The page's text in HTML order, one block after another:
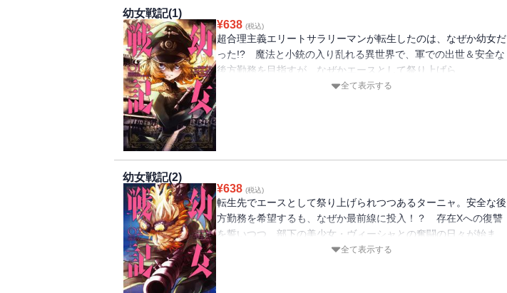
幼女戦記(1)
¥638 (税込)
超合理主義エリートサラリーマンが転生したのは、なぜか幼女だ
った!? 魔法と小銃の入り乱れる異世界で、軍での出世＆安全な
後方勤務を目指すが、なぜかエースとして祭り上げら
全て表示する
幼女戦記(2)
¥638 (税込)
転生先でエースとして祭り上げられつつあるターニャ。安全な後
方勤務を希望するも、なぜか最前線に投入！？ 存在Xへの復讐
を誓いつつ、部下の美少女・ヴィーシャとの奮闘の日々が始ま
全て表示する